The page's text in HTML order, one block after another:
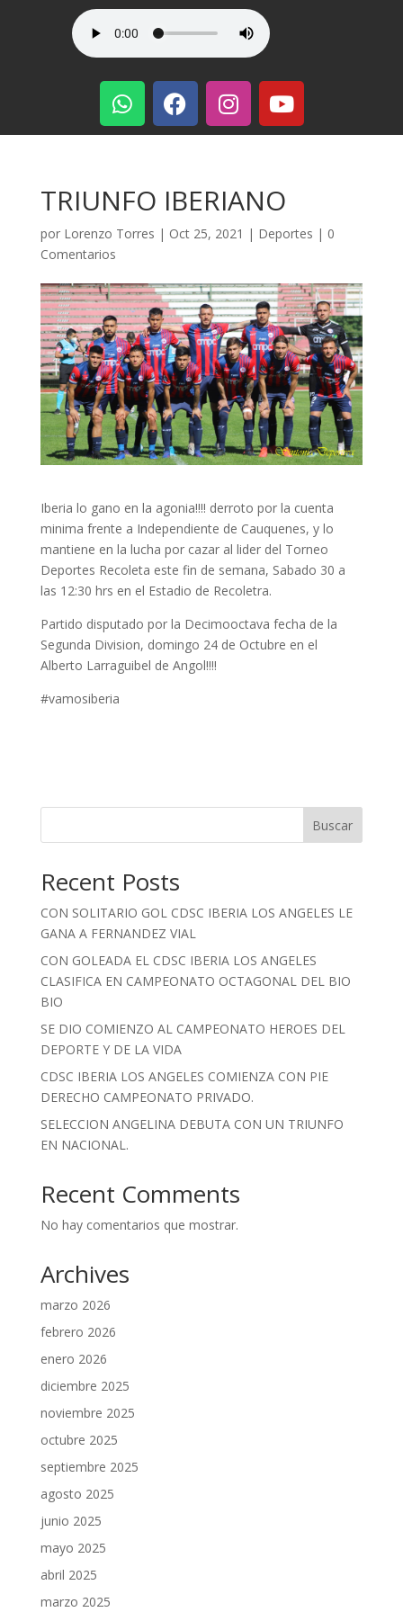
TRIUNFO IBERIANO
por Lorenzo Torres | Oct 25, 2021 | Deportes | 0
Comentarios
Iberia lo gano en la agonia!!!! derroto por la cuenta
minima frente a Independiente de Cauquenes, y lo
mantiene en la lucha por cazar al lider del Torneo
Deportes Recoleta este fin de semana, Sabado 30 a
las 12:30 hrs en el Estadio de Recoletra.
Partido disputado por la Decimooctava fecha de la
Segunda Division, domingo 24 de Octubre en el
Alberto Larraguibel de Angol!!!!
#vamosiberia
Buscar
Recent Posts
CON SOLITARIO GOL CDSC IBERIA LOS ANGELES LE
GANA A FERNANDEZ VIAL
CON GOLEADA EL CDSC IBERIA LOS ANGELES
CLASIFICA EN CAMPEONATO OCTAGONAL DEL BIO
BIO
SE DIO COMIENZO AL CAMPEONATO HEROES DEL
DEPORTE Y DE LA VIDA
CDSC IBERIA LOS ANGELES COMIENZA CON PIE
DERECHO CAMPEONATO PRIVADO.
SELECCION ANGELINA DEBUTA CON UN TRIUNFO
EN NACIONAL.
Recent Comments
No hay comentarios que mostrar.
Archives
marzo 2026
febrero 2026
enero 2026
diciembre 2025
noviembre 2025
octubre 2025
septiembre 2025
agosto 2025
junio 2025
mayo 2025
abril 2025
marzo 2025